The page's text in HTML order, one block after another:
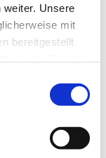
weiter. Unsere
mit
bereitgestellt